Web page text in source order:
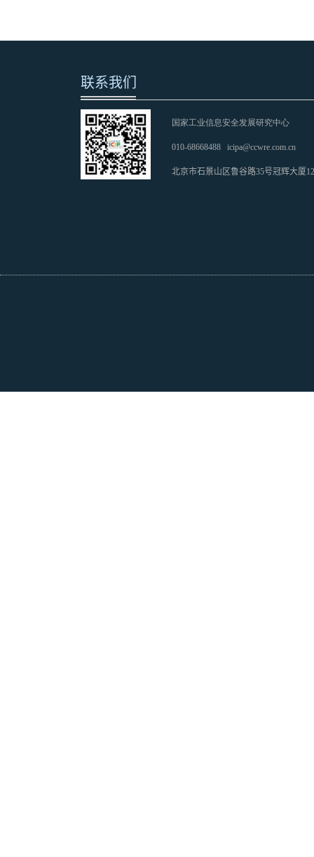
联系我们
国家工业信息安全发展研究中心
010-68668488 icipa@ccwre.com.cn
北京市石景山区鲁谷路35号冠辉大厦